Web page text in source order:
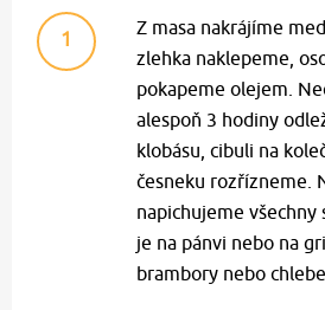
1
Z masa nakrájíme
zlehka naklepeme,
pokapeme olejem.
alespoň 3 hodiny
klobásu, cibuli na
česneku rozřízneme.
napichujeme všechny
je na pánvi nebo na
brambory nebo